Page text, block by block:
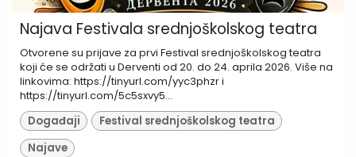
Najava Festivala srednjoškolskog teatra
Otvorene su prijave za prvi Festival srednjoškolskog teatra
koji će se održati u Derventi od 20. do 24. aprila 2026. Više na
linkovima: https://tinyurl.com/yyc3phzr i
https://tinyurl.com/5c5sxvy5...
Događaji
Festival srednjoškolskog teatra
Najave